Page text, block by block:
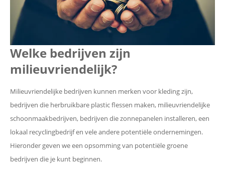
Welke bedrijven zijn
milieuvriendelijk?
Milieuvriendelijke bedrijven kunnen merken voor kleding zijn,
bedrijven die herbruikbare plastic flessen maken, milieuvriendelijke
schoonmaakbedrijven, bedrijven die zonnepanelen installeren, een
lokaal recyclingbedrijf en vele andere potentiële ondernemingen.
Hieronder geven we een opsomming van potentiële groene
bedrijven die je kunt beginnen.